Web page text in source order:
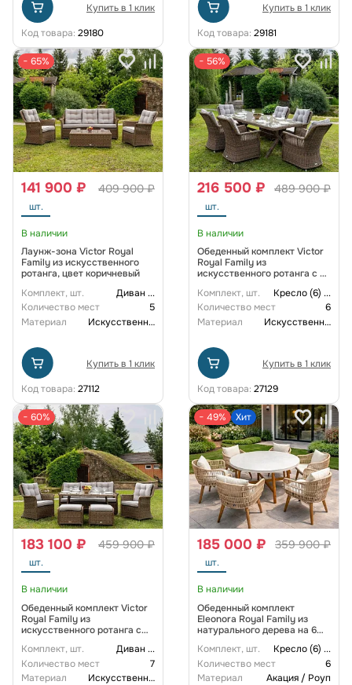
Купить в 1 клик
Код товара: 29180
Купить в 1 клик
Код товара: 29181
− 65%
409 900 ₽
141 900 ₽
шт.
В наличии
Лаунж-зона Victor Royal
Family из искусственного
ротанга, цвет коричневый
Комплект, шт.
Диван ...
Количество мест
5
Материал
Искусственный ротанг
Купить в 1 клик
Код товара: 27112
− 56%
489 900 ₽
216 500 ₽
шт.
В наличии
Обеденный комплект Victor
Royal Family из
искусственного ротанга c 6
Комплект, шт. Кресло (6) ...
Количество мест
6
Материал
Искусственный ротанг
Купить в 1 клик
Код товара: 27129
− 60%
459 900 ₽
183 100 ₽
шт.
В наличии
Обеденный комплект Victor
Royal Family из
искусственного ротанга c
Комплект, шт. Диван ...
Количество мест
7
Материал
Искусственный ротанг
− 49% Хит
359 900 ₽
185 000 ₽
шт.
В наличии
Обеденный комплект
Eleonora Royal Family из
натурального дерева на 6
Комплект, шт. Кресло (6) ...
Количество мест
6
Материал
Акация / Роуп